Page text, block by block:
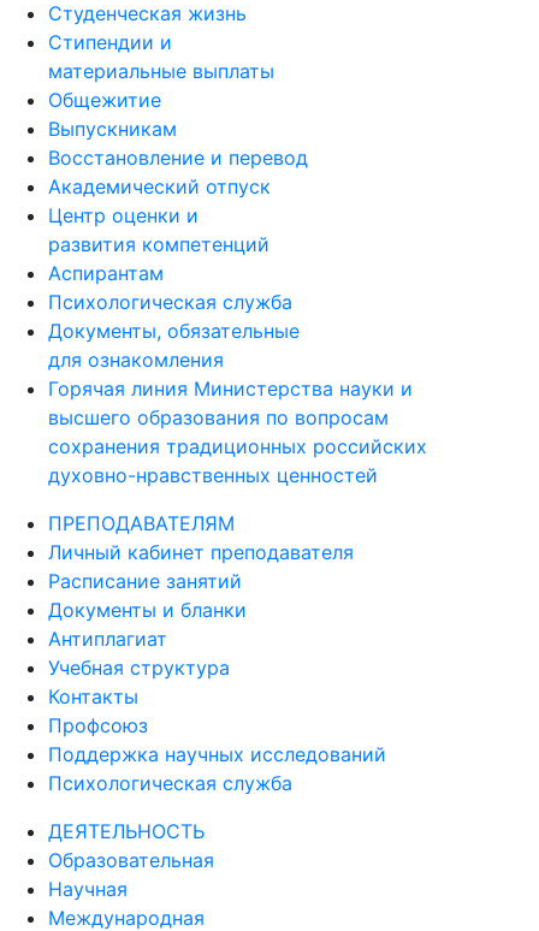
Студенческая жизнь
Стипендии и
материальные выплаты
Общежитие
Выпускникам
Восстановление и перевод
Академический отпуск
Центр оценки и
развития компетенций
Аспирантам
Психологическая служба
Документы, обязательные
для ознакомления
Горячая линия Министерства науки и
высшего образования по вопросам
сохранения традиционных российских
духовно-нравственных ценностей
ПРЕПОДАВАТЕЛЯМ
Личный кабинет преподавателя
Расписание занятий
Документы и бланки
Антиплагиат
Учебная структура
Контакты
Профсоюз
Поддержка научных исследований
Психологическая служба
ДЕЯТЕЛЬНОСТЬ
Образовательная
Научная
Международная